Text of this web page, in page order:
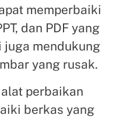
memperbaiki
dan PDF yang
juga mendukung
yang rusak.
perbaikan
berkas yang